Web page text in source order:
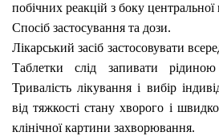
побічних реакцій з боку
Спосіб застосування та дози.
Лікарський засіб застосовувати
Таблетки слід запивати
Тривалість лікування і вибір
від тяжкості стану хворого і
клінічної картини захворювання.